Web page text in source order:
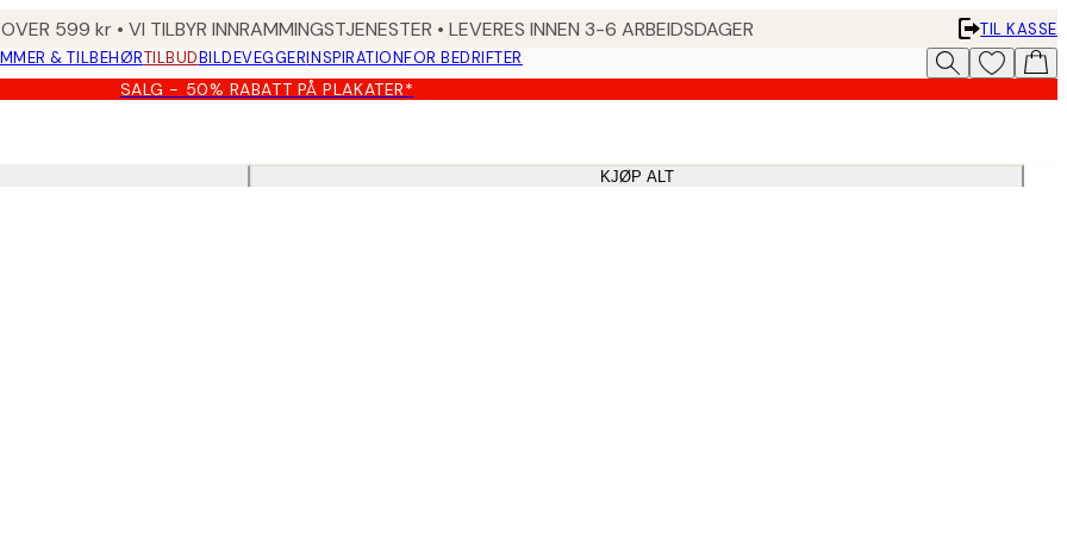
599 kr • VI TILBYR INNRAMMINGSTJENESTER • LEVERES INNEN 3-6 ARBEIDSDAGER
TIL KASSE
& TILBEHØRTILBUDBILDEVEGGERINSPIRATIONFOR BEDRIFTER
SALG - 50% RABATT PÅ PLAKATER*
KJØP ALT